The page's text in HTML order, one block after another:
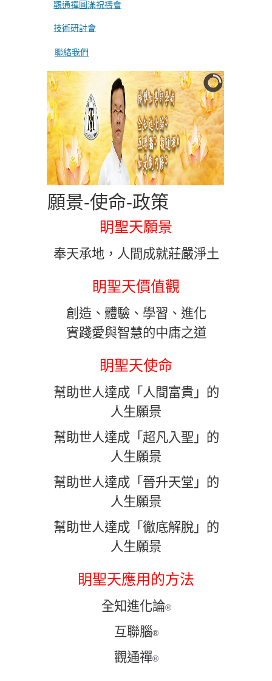
觀通禪圓滿祝禱會
技術研討會
聯絡我們
願景-使命-政策
眀聖天願景
奉天承地，人間成就莊嚴淨土
眀聖天價值觀
創造、體驗、學習、進化
實踐愛與智慧的中庸之道
眀聖天使命
幫助世人達成「人間富貴」的
人生願景
幫助世人達成「超凡入聖」的
人生願景
幫助世人達成「晉升天堂」的
人生願景
幫助世人達成「徹底解脫」的
人生願景
眀聖天應用的方法
全知進化論®
互聯腦®
觀通禪®